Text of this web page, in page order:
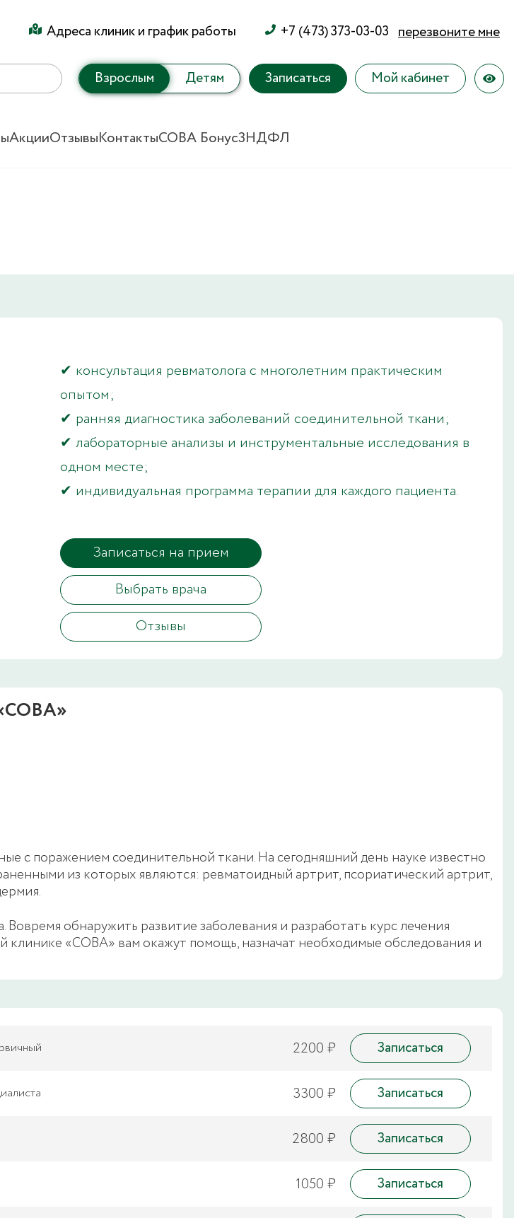
Адреса клиник и график работы +7 (473) 373-03-03 перезвоните мне
Взрослым Детям Записаться Мой кабинет
АкцииОтзывыКонтактыСОВА Бонус3НДФЛ
✔ консультация ревматолога с многолетним практическим
опытом;
✔ ранняя диагностика заболеваний соединительной ткани;
✔ лабораторные анализы и инструментальные исследования в
одном месте;
✔ индивидуальная программа терапии для каждого пациента.
Записаться на прием
Выбрать врача
Отзывы
с поражением соединительной ткани. На сегодняшний день науке известно
из которых являются: ревматоидный артрит, псориатический артрит,
обнаружить развитие заболевания и разработать курс лечения
клинике «СОВА» вам окажут помощь, назначат необходимые обследования и
2200 ₽ Записаться
3300 ₽ Записаться
2800 ₽ Записаться
1050 ₽ Записаться